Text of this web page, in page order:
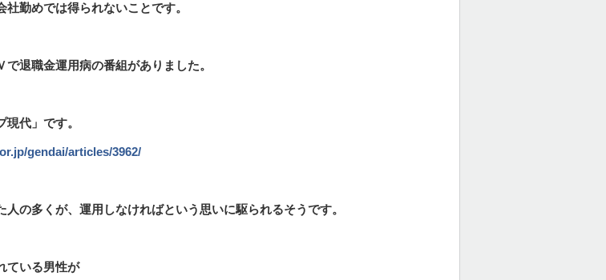
社勤めでは得られないことです。
で退職金運用病の番組がありました。
現代」です。
gendai/articles/3962/
人の多くが、運用しなければという思いに駆られるそうです。
ている男性が